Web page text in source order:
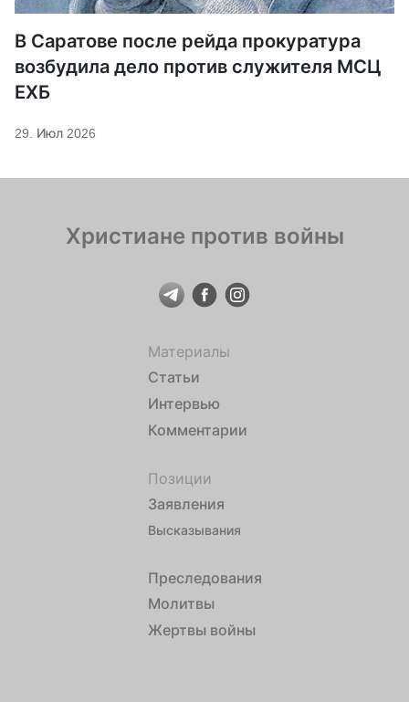
В Саратове после рейда прокуратура
возбудила дело против служителя МСЦ
ЕХБ
29. Июл 2026
Христиане против войны
Материалы
Статьи
Интервью
Комментарии
Позиции
Заявления
Высказывания
Преследования
Молитвы
Жертвы войны